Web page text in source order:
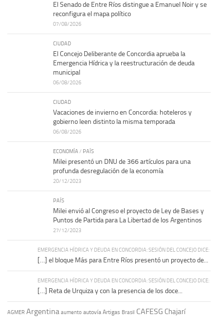
El Senado de Entre Ríos distingue a Emanuel Noir y se
reconfigura el mapa político
07/08/2026
CIUDAD
El Concejo Deliberante de Concordia aprueba la
Emergencia Hídrica y la reestructuración de deuda
municipal
06/08/2026
CIUDAD
Vacaciones de invierno en Concordia: hoteleros y
gobierno leen distinto la misma temporada
06/08/2026
ECONOMÍA / PAÍS
Milei presentó un DNU de 366 artículos para una
profunda desregulación de la economía
20/12/2023
PAÍS
Milei envió al Congreso el proyecto de Ley de Bases y
Puntos de Partida para La Libertad de los Argentinos
27/12/2023
EMERGENCIA HÍDRICA Y DEUDA EN CONCORDIA: SESIÓN DEL CONCEJO DICE:
[…] el bloque Más para Entre Ríos presentó un proyecto de...
EMERGENCIA HÍDRICA Y DEUDA EN CONCORDIA: SESIÓN DEL CONCEJO DICE:
[…] Reta de Urquiza y con la presencia de los doce...
AGMER Argentina aumento autovía Artigas Brasil CAFESG Chajarí